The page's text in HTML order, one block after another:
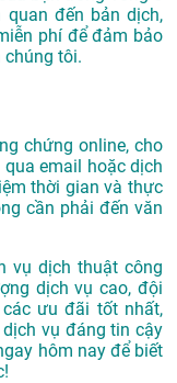
đến bản dịch,
phí để đảm bảo
chúng tôi.
chứng online, cho
email hoặc dịch
thời gian và thực
cần phải đến văn
vụ dịch thuật công
dịch vụ cao, đội
ưu đãi tốt nhất,
vụ đáng tin cậy
hôm nay để biết